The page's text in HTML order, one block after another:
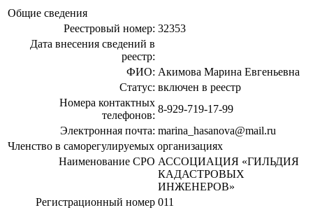
Общие сведения
Реестровый номер: 32353
Дата внесения сведений в
реестр:
ФИО: Акимова Марина Евгеньевна
Статус: включен в реестр
Номера контактных
телефонов:
8-929-719-17-99
Электронная почта: marina_hasanova@mail.ru
Членство в саморегулируемых организациях
Наименование СРО АССОЦИАЦИЯ «ГИЛЬДИЯ
КАДАСТРОВЫХ
ИНЖЕНЕРОВ»
Регистрационный номер 011